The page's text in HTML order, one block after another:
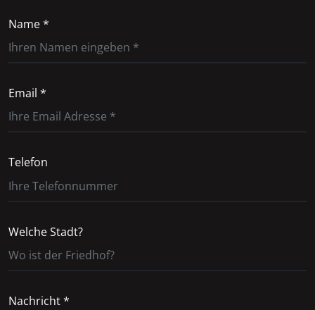
Name *
Email *
Telefon
Welche Stadt?
Nachricht *